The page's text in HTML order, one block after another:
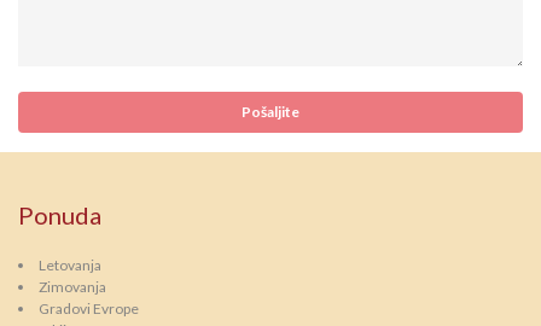
Ponuda
Letovanja
Zimovanja
Gradovi Evrope